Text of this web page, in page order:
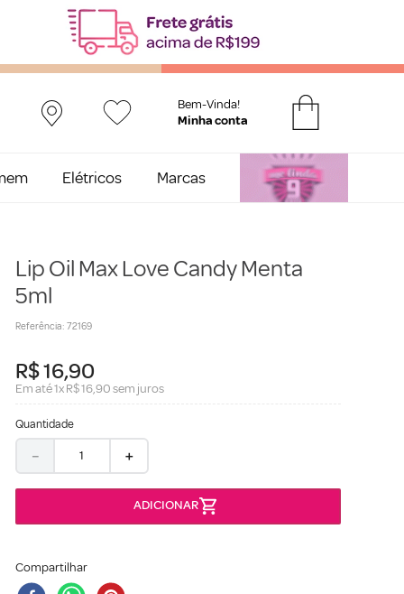
Bem-Vinda!
Elétricos Marcas
Lip Oil Max Love Candy Menta
5ml
Referência: 72169
R$16,90
Em até1xR$16,90sem juros
Quantidade
＋
－
Compartilhar